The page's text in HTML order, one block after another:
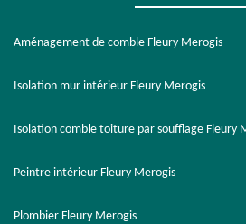
Aménagement de comble Fleury Merogis
Isolation mur intérieur Fleury Merogis
Isolation comble toiture par soufflage Fleury
Peintre intérieur Fleury Merogis
Plombier Fleury Merogis